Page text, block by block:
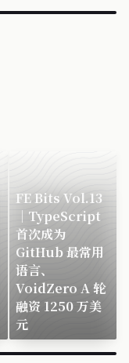
FE Bits Vol.13
｜TypeScript
首次成为
GitHub 最常用
语言、
VoidZero A 轮
融资 1250 万美
元